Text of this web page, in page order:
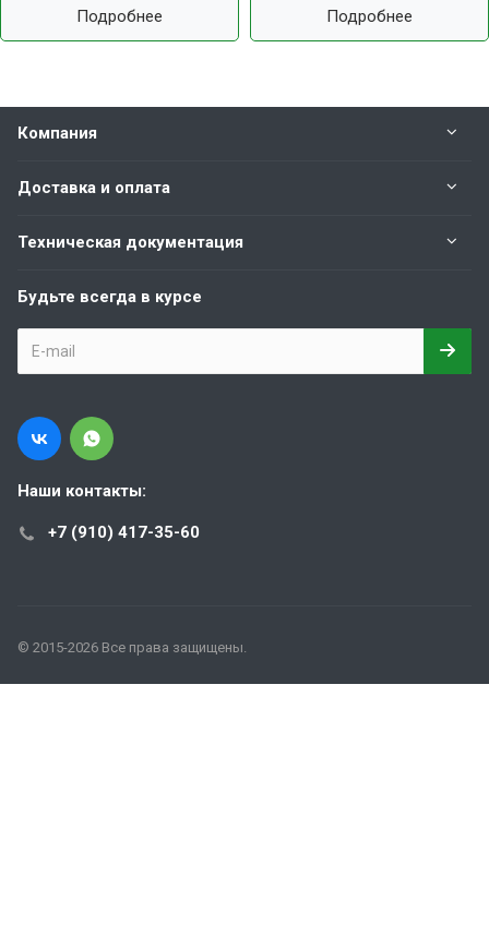
Подробнее Подробнее
Компания
Доставка и оплата
Техническая документация
Будьте всегда в курсе
Наши контакты:
+7 (910) 417-35-60
© 2015-2026 Все права защищены.